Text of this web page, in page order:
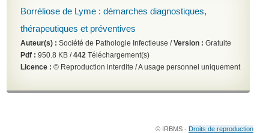
Borréliose de Lyme : démarches diagnostiques,
thérapeutiques et préventives
Auteur(s) : Société de Pathologie Infectieuse /Version : Gratuite
Pdf : 950.8 KB /442 Téléchargement(s)
Licence : © Reproduction interdite / A usage personnel uniquement
© IRBMS - Droits de reproduction